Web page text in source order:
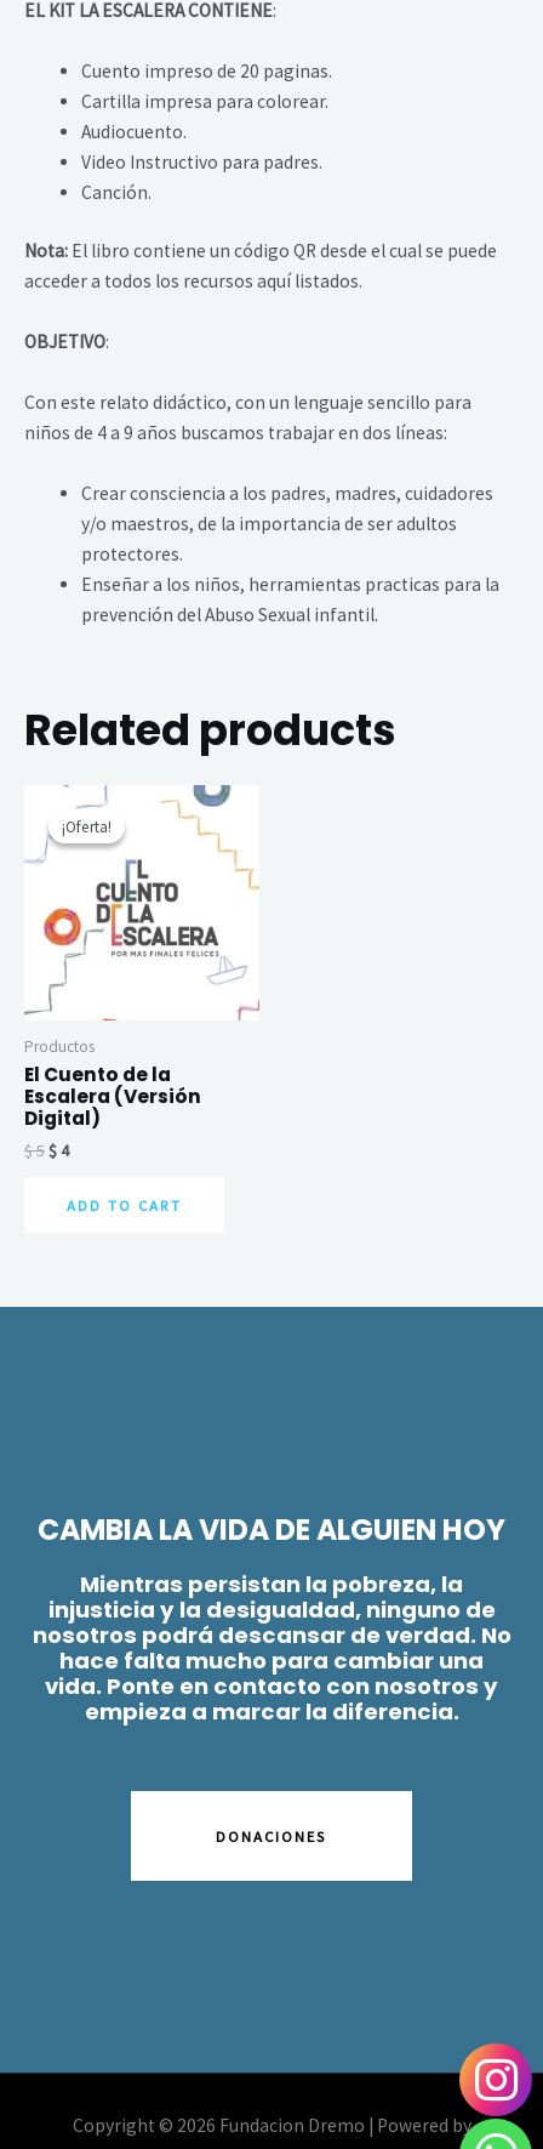
EL KIT LA ESCALERA CONTIENE:
Cuento impreso de 20 paginas.
Cartilla impresa para colorear.
Audiocuento.
Video Instructivo para padres.
Canción.
Nota: El libro contiene un código QR desde el cual se puede
acceder a todos los recursos aquí listados.
OBJETIVO:
Con este relato didáctico, con un lenguaje sencillo para
niños de 4 a 9 años buscamos trabajar en dos líneas:
Crear consciencia a los padres, madres, cuidadores
y/o maestros, de la importancia de ser adultos
protectores.
Enseñar a los niños, herramientas practicas para la
prevención del Abuso Sexual infantil.
Related products
¡Oferta!
¡Oferta!
Productos
El Cuento de la
Escalera (Versión
Digital)
$5
Original
price
was:
$4
Current
price
is:
ADD TO CART
CAMBIA LA VIDA DE ALGUIEN HOY
Mientras persistan la pobreza, la
injusticia y la desigualdad, ninguno de
nosotros podrá descansar de verdad. No
hace falta mucho para cambiar una
vida. Ponte en contacto con nosotros y
empieza a marcar la diferencia.
DONACIONES
Copyright © 2026 Fundacion Dremo | Powered by